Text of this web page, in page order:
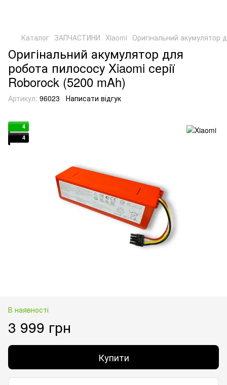
Каталог ЗАПЧАСТИНИ Xiaomi Оригінальний акумулятор
Оригінальний акумулятор для
робота пилососу Xiaomi серії
Roborock (5200 mAh)
Артикул: 96023 Написати відгук
4
4
В наявності
3 999 грн
Купити